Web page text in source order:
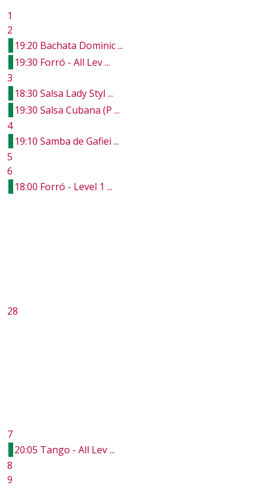
1
2
19:20 Bachata Dominic ...
19:30 Forró - All Lev ...
3
18:30 Salsa Lady Styl ...
19:30 Salsa Cubana (P ...
4
19:10 Samba de Gafiei ...
5
6
18:00 Forró - Level 1 ...
28
7
20:05 Tango - All Lev ...
8
9